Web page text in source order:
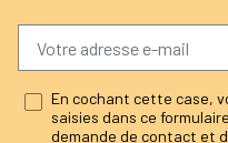
En cochant cette case,
saisies dans ce
demande de contact et